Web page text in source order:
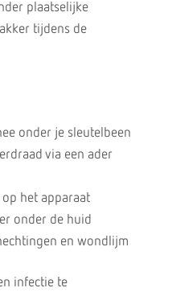
plaatselijke
tijdens de
onder je sleutelbeen
via een ader
het apparaat
onder de huid
en wondlijm
infectie te